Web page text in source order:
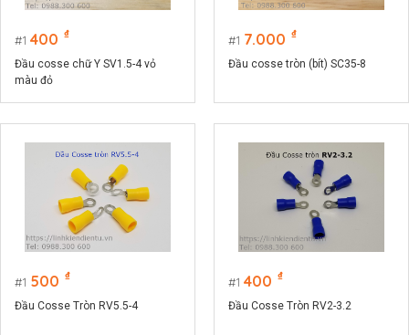
1 400 ₫
Đầu cosse chữ Y SV1.5-4 vỏ
màu đỏ
1 7.000 ₫
Đầu cosse tròn (bít) SC35-8
1 500 ₫
Đầu Cosse Tròn RV5.5-4
1 400 ₫
Đầu Cosse Tròn RV2-3.2